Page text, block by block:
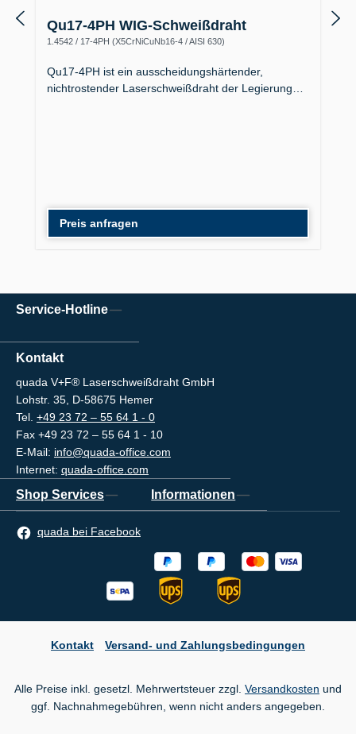
Qu17-4PH WIG-Schweißdraht
1.4542 / 17-4PH (X5CrNiCuNb16-4 / AISI 630)
Qu17-4PH ist ein ausscheidungshärtender,
nichtrostender Laserschweißdraht der Legierung…
Preis anfragen
Service-Hotline
Kontakt
quada V+F® Laserschweißdraht GmbH
Lohstr. 35, D-58675 Hemer
Tel. +49 23 72 – 55 64 1 - 0
Fax +49 23 72 – 55 64 1 - 10
E-Mail: info@quada-office.com
Internet: quada-office.com
Shop Services Informationen
quada bei Facebook
Kontakt Versand- und Zahlungsbedingungen
Alle Preise inkl. gesetzl. Mehrwertsteuer zzgl. Versandkosten und
ggf. Nachnahmegebühren, wenn nicht anders angegeben.